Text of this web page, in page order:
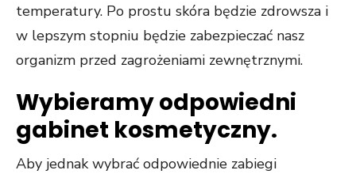
temperatury. Po prostu skóra będzie zdrowsza i
w lepszym stopniu będzie zabezpieczać nasz
organizm przed zagrożeniami zewnętrznymi.
Wybieramy odpowiedni
gabinet kosmetyczny.
Aby jednak wybrać odpowiednie zabiegi